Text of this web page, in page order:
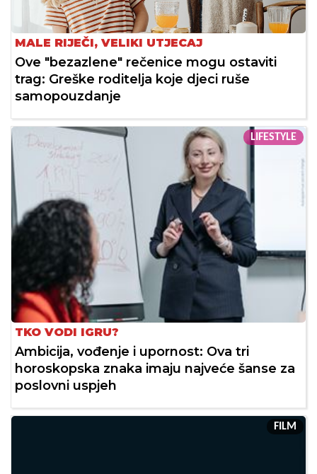
MALE RIJEČI, VELIKI UTJECAJ
Ove "bezazlene" rečenice mogu ostaviti
trag: Greške roditelja koje djeci ruše
samopouzdanje
LIFESTYLE
TKO VODI IGRU?
Ambicija, vođenje i upornost: Ova tri
horoskopska znaka imaju najveće šanse za
poslovni uspjeh
FILM